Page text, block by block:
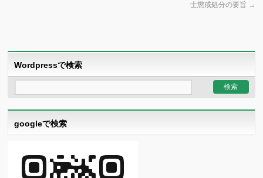
士懲戒処分の要旨 →
Wordpressで検索
googleで検索